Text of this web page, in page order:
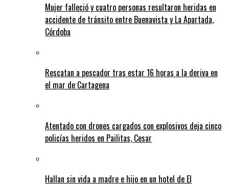
Mujer falleció y cuatro personas resultaron heridas en
accidente de tránsito entre Buenavista y La Apartada,
Córdoba
Rescatan a pescador tras estar 16 horas a la deriva en
el mar de Cartagena
Atentado con drones cargados con explosivos deja cinco
policías heridos en Pailitas, Cesar
Hallan sin vida a madre e hijo en un hotel de El